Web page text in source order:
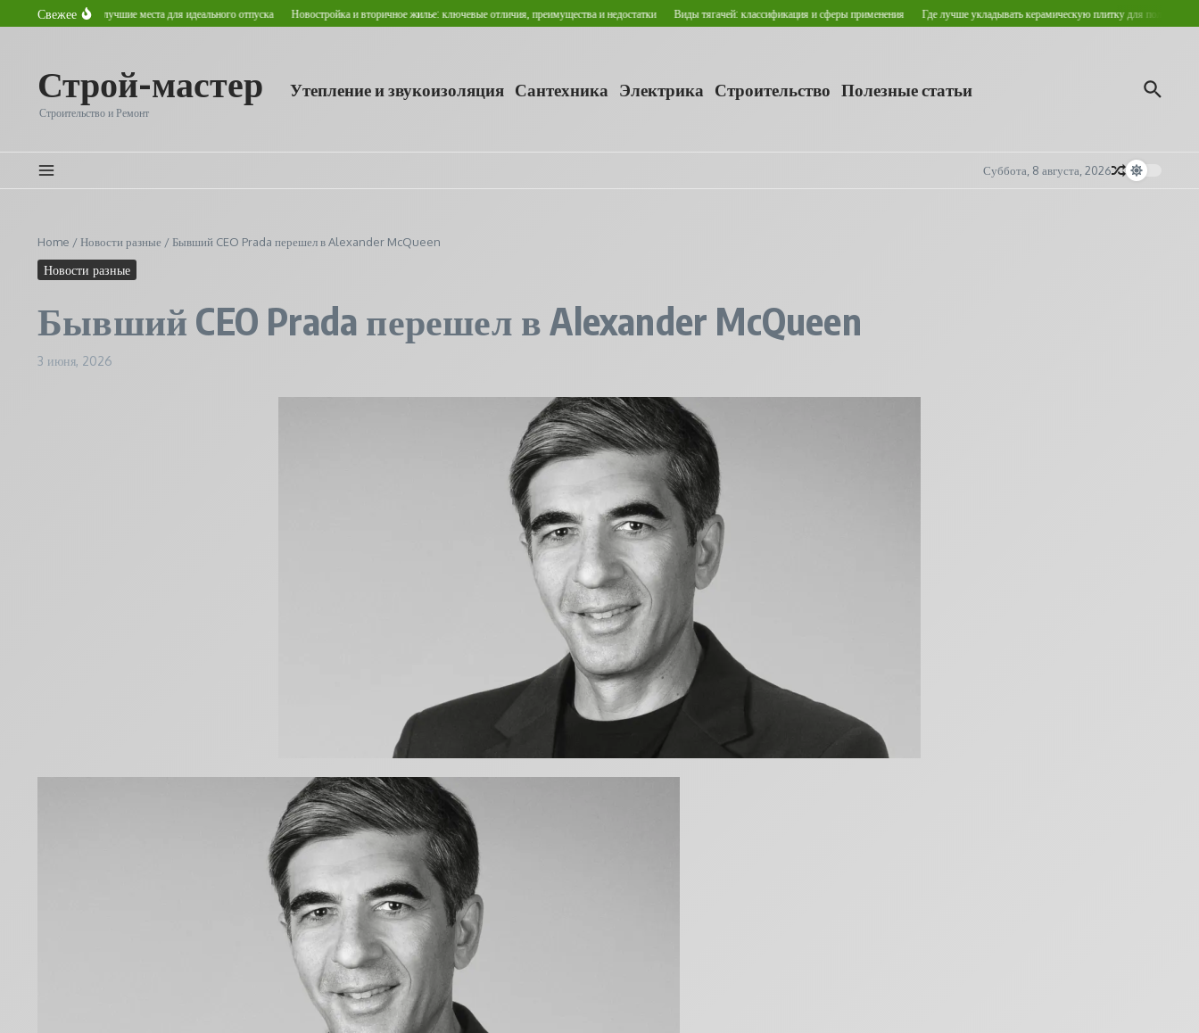
Перейти к содержанию
Свежее
в Астане: лучшие места для идеального отпуска Новостройка и вторичное жилье: ключевые отличия, преимущества и недостатки Виды тягачей: классификация и сферы применения Где лучше укладывать керамическую плитку для пола?
Строй-мастер
Строительство и Ремонт
Утепление и звукоизоляция Сантехника Электрика Строительство Полезные статьи
Суббота, 8 августа, 2026
Home /Новости разные / Бывший CEO Prada перешел в Alexander McQueen
Новости разные
Бывший CEO Prada перешел в Alexander McQueen
3 июня, 2026